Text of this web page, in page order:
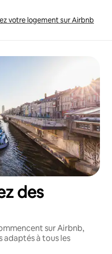
votre logement sur Airbnb
des
sur Airbnb,
adaptés à tous les